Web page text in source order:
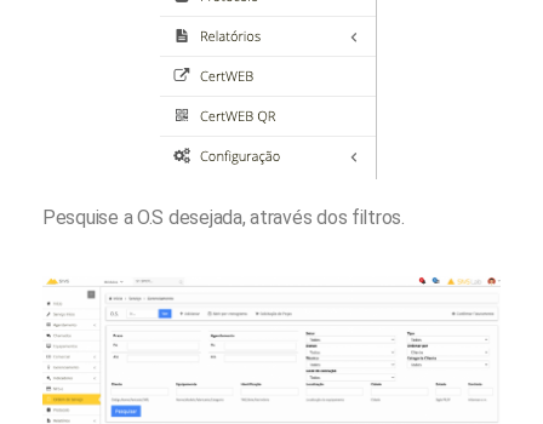
Pesquise a O.S desejada, através dos filtros.